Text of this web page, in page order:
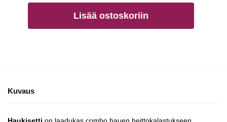
Lisää ostoskoriin
Kuvaus
Haukisetti on laadukas combo hauen heittokalastukseen.